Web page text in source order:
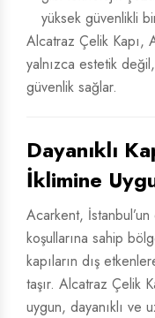
yüksek güvenlikli
Alcatraz Çelik Kapı,
yalnızca estetik
güvenlik sağlar.
Dayanıklı
İklimine
Acarkent,
koşullarına sahip
kapıların dış
taşır. Alcatraz Çelik
uygun, dayanıklı ve